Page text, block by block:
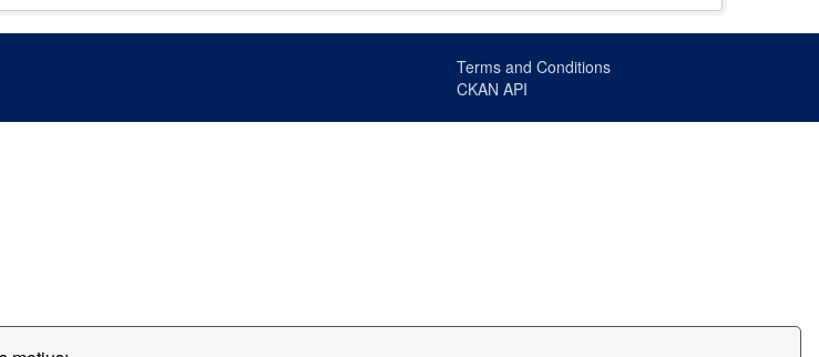
Terms and Conditions
CKAN API